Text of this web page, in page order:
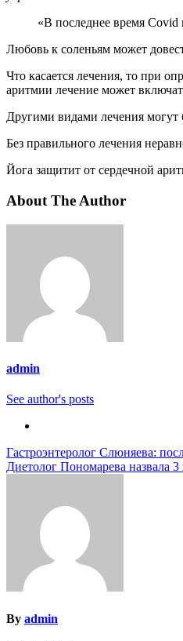
«В последнее время
Любовь к соленьям может
Что касается лечения, то при
аритмии лечение может
Другими видами лечения могут
Без правильного лечения
Йога защитит от сердечной
About The Author
admin
See author's posts
Навигация
по
Гастроэнтеролог Слюняева:
Диетолог Пономарева назвала
By admin